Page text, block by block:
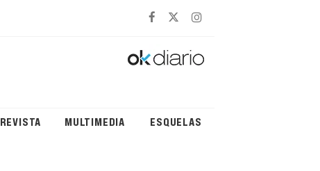
REVISTA MULTIMEDIA ESQUELAS